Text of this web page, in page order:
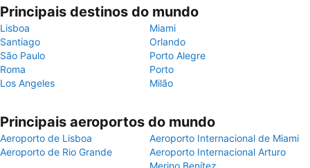
Principais destinos do mundo
Lisboa
Miami
Santiago
Orlando
São Paulo
Porto Alegre
Roma
Porto
Los Angeles
Milão
Principais aeroportos do mundo
Aeroporto de Lisboa
Aeroporto Internacional de Miami
Aeroporto de Rio Grande
Aeroporto Internacional Arturo
Merino Benítez